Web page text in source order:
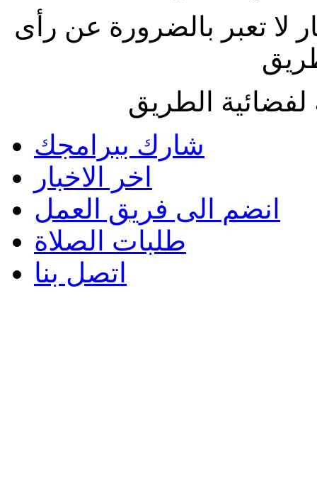
لا تعبر بالضرورة عن رأى
الطريق
شارك ببرامجك
اخر الاخبار
انضم الى فريق العمل
طلبات الصلاة
اتصل بنا